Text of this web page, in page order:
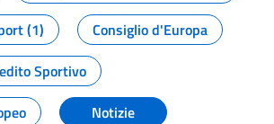
(1)
Consiglio d'Europa
Sportivo
Notizie